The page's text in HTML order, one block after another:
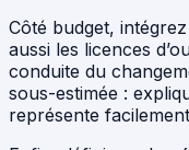
Côté budget,
aussi les licences
conduite du
sous-estimée :
représente